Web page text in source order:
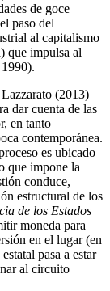
de goce
paso del
al capitalismo
que impulsa al
(2013)
dar cuenta de las
en tanto
contemporánea.
es ubicado
que impone la
conduce,
estructural de los
de los Estados
moneda para
en el lugar (en
pasa a estar
al circuito